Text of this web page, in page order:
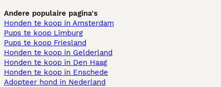
Andere populaire pagina's
Honden te koop in Amsterdam
Pups te koop Limburg​
Pups te koop Friesland​
Honden te koop in Gelderland
Honden te koop in Den Haag
Honden te koop in Enschede
Adopteer hond in Nederland